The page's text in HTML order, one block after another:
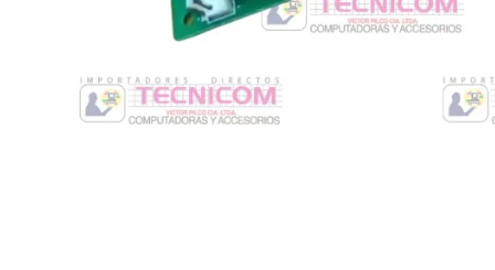
Protección Eléctrica
Software